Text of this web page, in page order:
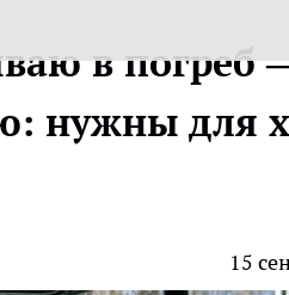
в погреб
нужны для
15